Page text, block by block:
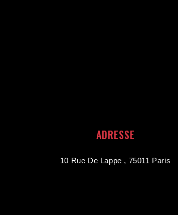
ADRESSE
10 Rue De Lappe , 75011 Paris